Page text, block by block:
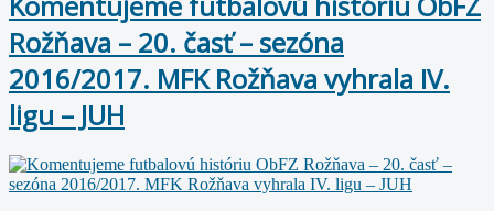
Rožňava – 20. časť – sezóna
2016/2017. MFK Rožňava vyhrala IV.
ligu – JUH